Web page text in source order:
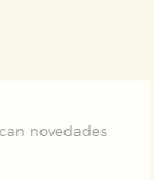
novedades
sino